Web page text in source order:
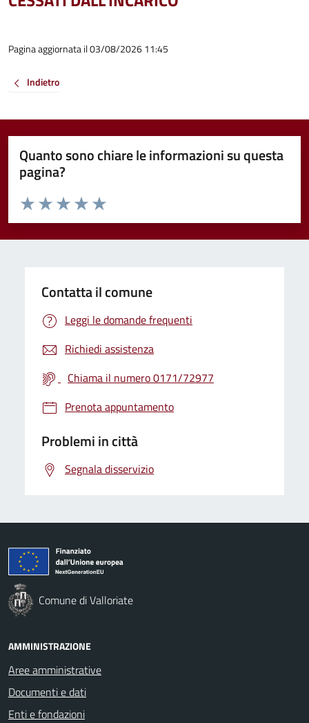
Pagina aggiornata il 03/08/2026 11:45
Indietro
Quanto sono chiare le informazioni su questa
pagina?
Valuta da 1 a 5 stelle la pagina
Valuta 5 stelle su 5
Valuta 4 stelle su 5
Valuta 3 stelle su 5
Valuta 2 stelle su 5
Valuta 1 stelle su 5
Contatta il comune
Leggi le domande frequenti
Richiedi assistenza
Chiama il numero 0171/72977
Prenota appuntamento
Problemi in città
Segnala disservizio
Comune di Valloriate
AMMINISTRAZIONE
Aree amministrative
Documenti e dati
Enti e fondazioni